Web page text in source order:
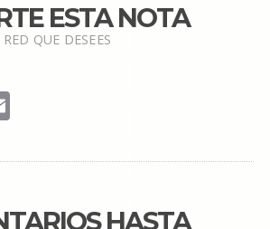
ESTA NOTA
QUE DESEES
Email
HASTA